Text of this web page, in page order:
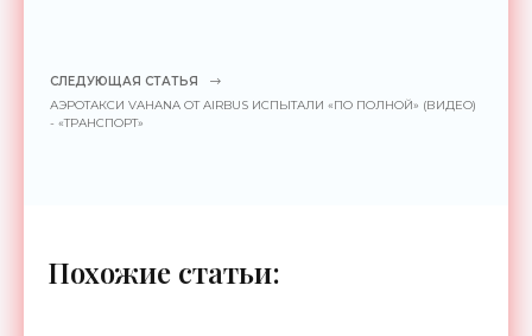
СЛЕДУЮЩАЯ СТАТЬЯ
АЭРОТАКСИ VAHANA ОТ AIRBUS ИСПЫТАЛИ «ПО ПОЛНОЙ» (ВИДЕО)
- «ТРАНСПОРТ»
Похожие статьи: